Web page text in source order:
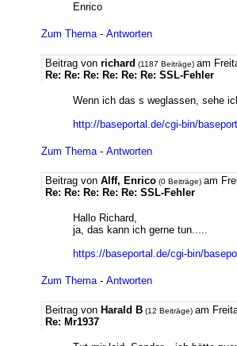
Enrico
Zum Thema- Antworten
Beitrag von richard (1187 Beiträge) am
Re: Re: Re: Re: Re: Re: SSL-Fehler
Wenn ich das s weglassen, sehe
http://baseportal.de/cgi-bin/
Zum Thema- Antworten
Beitrag von Alff, Enrico (0 Beiträge) am
Re: Re: Re: Re: Re: SSL-Fehler
Hallo Richard,
ja, das kann ich gerne tun.....
https://baseportal.de/cgi-bin/
Zum Thema- Antworten
Beitrag von Harald B (12 Beiträge) am
Re: Mr1937